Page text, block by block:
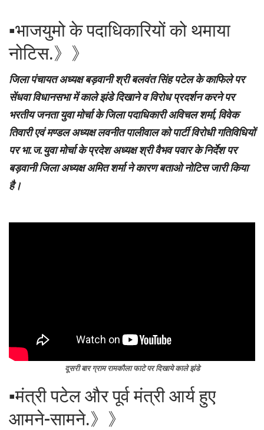
▪︎भाजयुमो के पदाधिकारियों को थमाया
नोटिस.》》
जिला पंचायत अध्यक्ष बड़वानी श्री बलवंत सिंह पटेल के काफिले पर
सेंधवा विधानसभा में काले झंडे दिखाने व विरोध प्रदर्शन करने पर
भरतीय जनता युवा मोर्चा के जिला पदाधिकारी अविचल शर्मा, विवेक
तिवारी एवं मण्डल अध्यक्ष लवनीत पालीवाल को पार्टी विरोधी गतिविधियों
पर भा.ज.युवा मोर्चा के प्रदेश अध्यक्ष श्री वैभव पवार के निर्देश पर
बड़वानी जिला अध्यक्ष अमित शर्मा ने कारण बताओ नोटिस जारी किया
है।
दूसरी बार ग्राम रामकौला फाटे पर दिखाये काले झंडे
▪︎मंत्री पटेल और पूर्व मंत्री आर्य हुए
आमने-सामने.》》